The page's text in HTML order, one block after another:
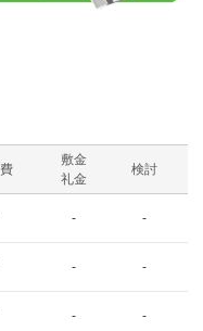
敷金
礼金
検討
- -
- -
- -